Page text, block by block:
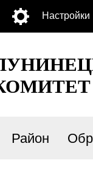
Настройки
Район